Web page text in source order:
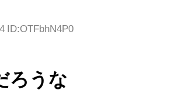
ID:OTFbhN4P0
ろうな